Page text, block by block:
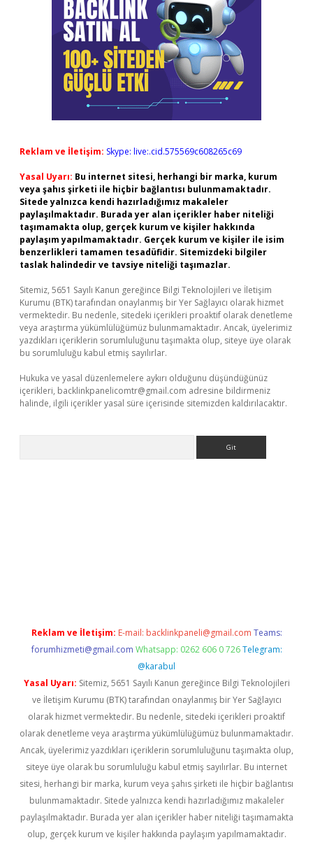
Reklam ve İletişim: Skype: live:.cid.575569c608265c69
Yasal Uyarı: Bu internet sitesi, herhangi bir marka, kurum
veya şahıs şirketi ile hiçbir bağlantısı bulunmamaktadır.
Sitede yalnızca kendi hazırladığımız makaleler
paylaşılmaktadır. Burada yer alan içerikler haber niteliği
taşımamakta olup, gerçek kurum ve kişiler hakkında
paylaşım yapılmamaktadır. Gerçek kurum ve kişiler ile isim
benzerlikleri tamamen tesadüfidir. Sitemizdeki bilgiler
taslak halindedir ve tavsiye niteliği taşımazlar.
Sitemiz, 5651 Sayılı Kanun gereğince Bilgi Teknolojileri ve İletişim
Kurumu (BTK) tarafından onaylanmış bir Yer Sağlayıcı olarak hizmet
vermektedir. Bu nedenle, sitedeki içerikleri proaktif olarak denetleme
veya araştırma yükümlülüğümüz bulunmamaktadır. Ancak, üyelerimiz
yazdıkları içeriklerin sorumluluğunu taşımakta olup, siteye üye olarak
bu sorumluluğu kabul etmiş sayılırlar.
Hukuka ve yasal düzenlemelere aykırı olduğunu düşündüğünüz
içerikleri, backlinkpanelicomtr@gmail.com adresine bildirmeniz
halinde, ilgili içerikler yasal süre içerisinde sitemizden kaldırılacaktır.
Reklam ve İletişim: E-mail: backlinkpaneli@gmail.com Teams:
forumhizmeti@gmail.com Whatsapp: 0262 606 0 726 Telegram:
@karabul
Yasal Uyarı: Sitemiz, 5651 Sayılı Kanun gereğince Bilgi Teknolojileri
ve İletişim Kurumu (BTK) tarafından onaylanmış bir Yer Sağlayıcı
olarak hizmet vermektedir. Bu nedenle, sitedeki içerikleri proaktif
olarak denetleme veya araştırma yükümlülüğümüz bulunmamaktadır.
Ancak, üyelerimiz yazdıkları içeriklerin sorumluluğunu taşımakta olup,
siteye üye olarak bu sorumluluğu kabul etmiş sayılırlar. Bu internet
sitesi, herhangi bir marka, kurum veya şahıs şirketi ile hiçbir bağlantısı
bulunmamaktadır. Sitede yalnızca kendi hazırladığımız makaleler
paylaşılmaktadır. Burada yer alan içerikler haber niteliği taşımamakta
olup, gerçek kurum ve kişiler hakkında paylaşım yapılmamaktadır.